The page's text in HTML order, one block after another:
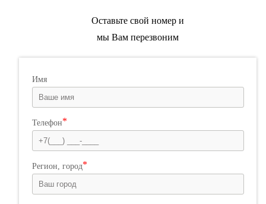
Оставьте свой номер и
мы Вам перезвоним
Имя
Телефон
Регион, город